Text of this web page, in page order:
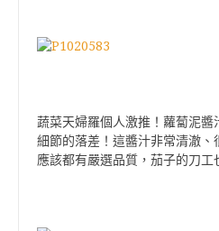
蔬菜天婦羅個人激推！蘿蔔泥
細節的落差！這醬汁非常清澈
應該都有嚴選品質，茄子的刀工